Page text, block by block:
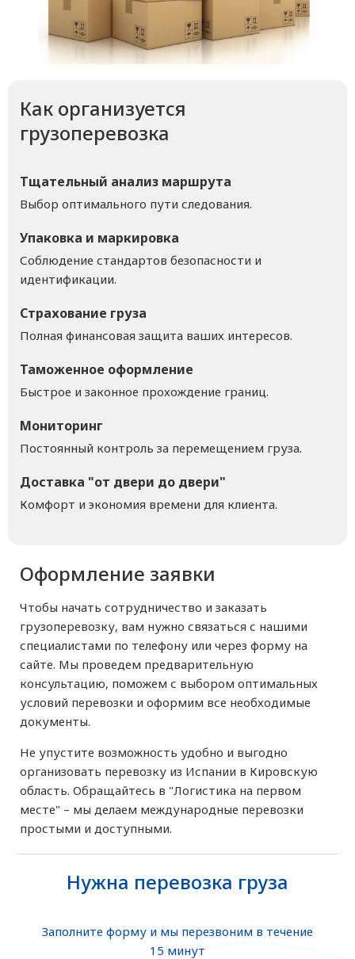
Как организуется
грузоперевозка
Тщательный анализ маршрута
Выбор оптимального пути следования.
Упаковка и маркировка
Соблюдение стандартов безопасности и
идентификации.
Страхование груза
Полная финансовая защита ваших интересов.
Таможенное оформление
Быстрое и законное прохождение границ.
Мониторинг
Постоянный контроль за перемещением груза.
Доставка "от двери до двери"
Комфорт и экономия времени для клиента.
Оформление заявки
Чтобы начать сотрудничество и заказать
грузоперевозку, вам нужно связаться с нашими
специалистами по телефону или через форму на
сайте. Мы проведем предварительную
консультацию, поможем с выбором оптимальных
условий перевозки и оформим все необходимые
документы.
Не упустите возможность удобно и выгодно
организовать перевозку из Испании в Кировскую
область. Обращайтесь в "Логистика на первом
месте" – мы делаем международные перевозки
простыми и доступными.
Нужна перевозка груза
Заполните форму и мы перезвоним в течение
15 минут